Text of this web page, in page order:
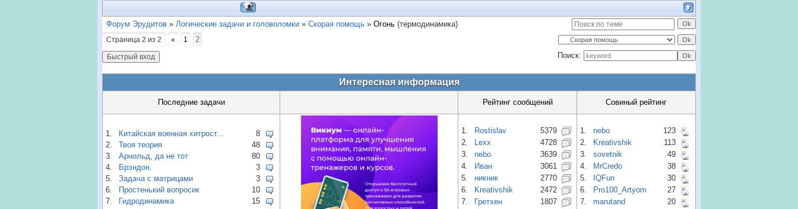
Форум Эрудитов » Логические задачи и головоломки » Скорая помощь » Огонь (термодинамика)
Страница 2 из 2 « 1
2
Поиск:
Интересная информация
Последние задачи Рейтинг сообщений Совиный рейтинг
1. Китайская военная хитрост...
8
2.
Твоя теория
48
3.
Арнольд, да не тот
80
4.
Брэндон.
3
5.
Задача с матрицами
3
6.
Простенький вопросик
10
7.
Гидродинамика
15
1. Rostislav
5379
2.
Lexx
4728
3.
nebo
3639
4.
Иван
3061
5.
никник
2770
6.
Kreativshik
2472
7.
Гретхен 1807
1. nebo
123
2.
Kreativshik
113
3.
sovetnik
49
4.
MrCredo
38
5.
IQFun
30
6.
Pro100_Artyom
27
7.
marutand 20